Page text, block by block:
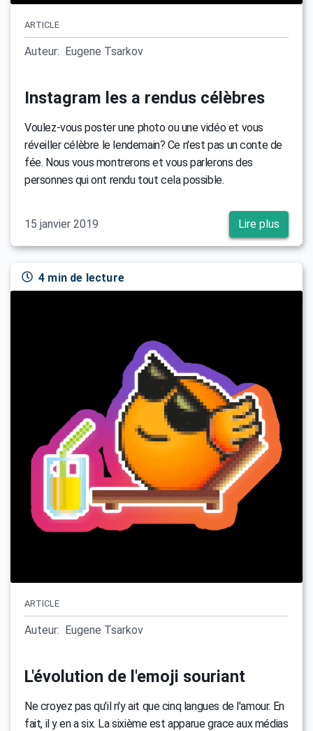
ARTICLE
Auteur: Eugene Tsarkov
Instagram les a rendus célèbres
Voulez-vous poster une photo ou une vidéo et vous
réveiller célèbre le lendemain? Ce n'est pas un conte de
fée. Nous vous montrerons et vous parlerons des
personnes qui ont rendu tout cela possible.
15 janvier 2019 Lire plus
4 min de lecture
ARTICLE
Auteur: Eugene Tsarkov
L'évolution de l'emoji souriant
Ne croyez pas qu'il n'y ait que cinq langues de l'amour. En
fait, il y en a six. La sixième est apparue grace aux médias